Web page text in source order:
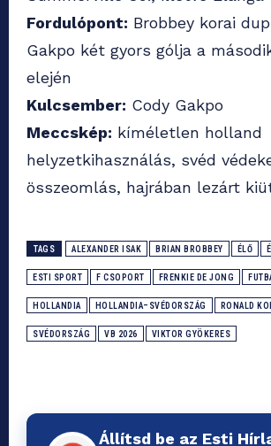
Fordulópont: Brobbey korai
Gakpo két gyors gólja a
elején
Kulcsember: Cody Gakpo
Meccskép: kíméletlen holland
helyzetkihasználás, svéd
összeomlás, hajrában lezárt
TAGS ALEXANDER ISAK BRIAN BROBBEY ÉLŐ
ESTI SPORT F CSOPORT FRENKIE DE JONG
HOLLANDIA HOLLANDIA–SVÉDORSZÁG RONALD
SVÉDORSZÁG VB 2026 VIKTOR GYÖKERES
Állítsd be az Esti